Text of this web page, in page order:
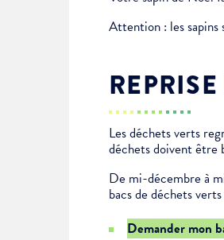
Je suis étudiant
Attention : les sapins
Les déchets verts
déchets doivent être
De mi-décembre à
bacs de déchets
Demander mon